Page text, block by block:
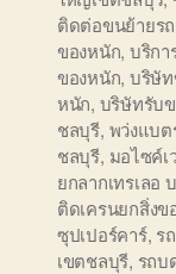
ติดต่อขนย้ายร
ของหนัก, บริกา
ของหนัก, บริษัท
หนัก, บริษัทรับข
ชลบุรี, พว่งแบ
ชลบุรี, มอไซค์เ
ยกลากเทรเลอ
ติดเครนยกสิ่งข
ซุปเปอร์คาร์, ร
เขตชลบุรี, รถบ